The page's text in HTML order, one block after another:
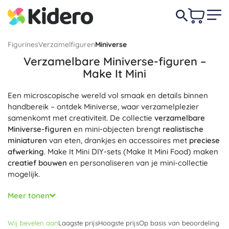
FigurinesVerzamelfigurenMiniverse
Verzamelbare Miniverse-figuren –
Make It Mini
Een microscopische wereld vol smaak en details binnen
handbereik – ontdek Miniverse, waar verzamelplezier
samenkomt met creativiteit. De collectie verzamelbare
Miniverse-figuren en mini-objecten brengt realistische
miniaturen van eten, drankjes en accessoires met preciese
afwerking. Make It Mini DIY-sets (Make It Mini Food) maken
creatief bouwen en personaliseren van je mini-collectie
mogelijk.
Elke mysteryverpakking (blind box) van Miniverse verbergt
thematische onderdelen waarmee je een mini-maaltijd,
Lifestyle-edities. Verschillende series brengen nieuwe
Meer tonen
Wij bevelen aanLaagste prijsHoogste prijsOp basis van beoordeling